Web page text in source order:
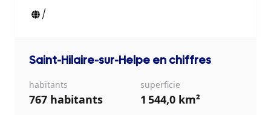
/
Saint-Hilaire-sur-Helpe en chiffres
habitants
767 habitants
superficie
1 544,0 km²